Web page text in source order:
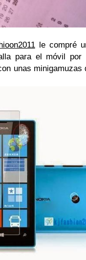
le compré
para el móvil por
unas minigamuzas